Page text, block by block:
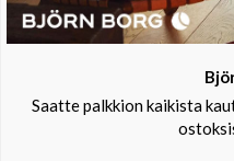
Saatte palkkion kaikista